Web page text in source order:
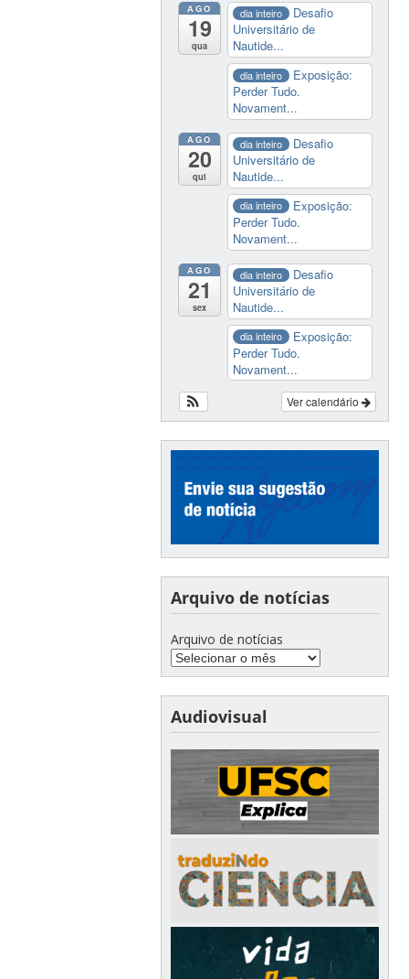
AGO
19
qua
dia inteiro
Desafio
Universitário de
Nautide...
dia inteiro
Exposição:
Perder Tudo.
Novament...
AGO
20
qui
dia inteiro
Desafio
Universitário de
Nautide...
dia inteiro
Exposição:
Perder Tudo.
Novament...
AGO
21
sex
dia inteiro
Desafio
Universitário de
Nautide...
dia inteiro
Exposição:
Perder Tudo.
Novament...
Ver calendário
Arquivo de notícias
Arquivo de notícias
Audiovisual